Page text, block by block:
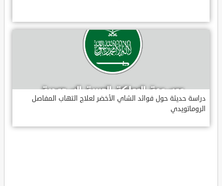
دراسة حديثة حول فوائد الشاي الأخضر لعلاج التهاب المفاصل
الروماتويدي